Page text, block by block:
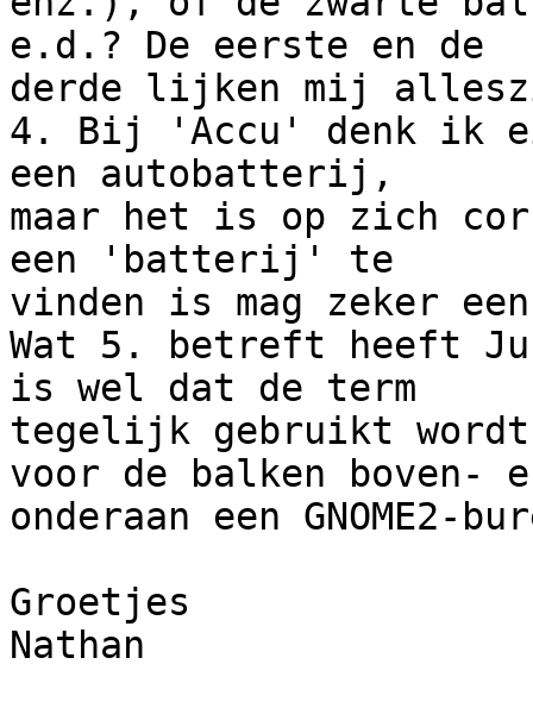
e.d.? De eerste en de
derde lijken mij
4. Bij 'Accu' denk ik
een autobatterij,
maar het is op zich
een 'batterij' te
vinden is mag zeker
Wat 5. betreft heeft
is wel dat de term
tegelijk gebruikt
voor de balken boven-
onderaan een GNOME2-
Groetjes
Nathan